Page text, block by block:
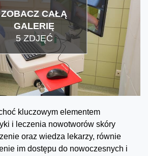
ZOBACZ CAŁĄ
GALERIĘ
5 ZDJĘĆ
kluczowym elementem
i leczenia nowotworów skóry
oraz wiedza lekarzy, równie
im dostępu do nowoczesnych i